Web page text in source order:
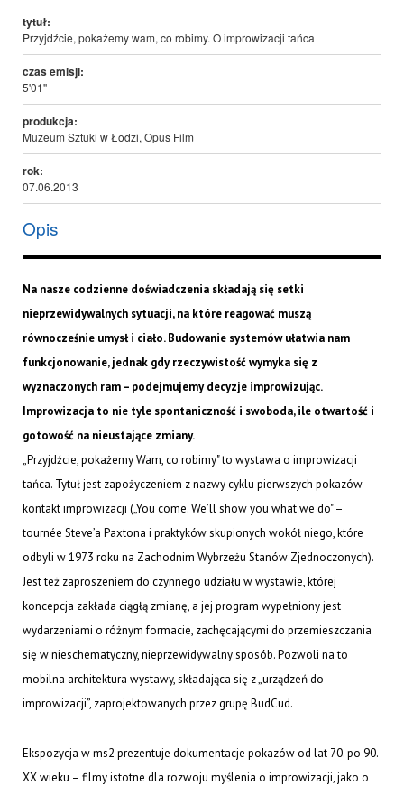
tytuł:
Przyjdźcie, pokażemy wam, co robimy. O improwizacji tańca
czas emisji:
5'01''
produkcja:
Muzeum Sztuki w Łodzi, Opus Film
rok:
07.06.2013
Opis
Na nasze codzienne doświadczenia składają się setki
nieprzewidywalnych sytuacji, na które reagować muszą
równocześnie umysł i ciało. Budowanie systemów ułatwia nam
funkcjonowanie, jednak gdy rzeczywistość wymyka się z
wyznaczonych ram – podejmujemy decyzje improwizując.
Improwizacja to nie tyle spontaniczność i swoboda, ile otwartość i
gotowość na nieustające zmiany.
„Przyjdźcie, pokażemy Wam, co robimy" to wystawa o improwizacji
tańca. Tytuł jest zapożyczeniem z nazwy cyklu pierwszych pokazów
kontakt improwizacji („You come. We’ll show you what we do" –
tournée Steve’a Paxtona i praktyków skupionych wokół niego, które
odbyli w 1973 roku na Zachodnim Wybrzeżu Stanów Zjednoczonych).
Jest też zaproszeniem do czynnego udziału w wystawie, której
koncepcja zakłada ciągłą zmianę, a jej program wypełniony jest
wydarzeniami o różnym formacie, zachęcającymi do przemieszczania
się w nieschematyczny, nieprzewidywalny sposób. Pozwoli na to
mobilna architektura wystawy, składająca się z „urządzeń do
improwizacji”, zaprojektowanych przez grupę BudCud.
Ekspozycja w ms2 prezentuje dokumentacje pokazów od lat 70. po 90.
XX wieku – filmy istotne dla rozwoju myślenia o improwizacji, jako o